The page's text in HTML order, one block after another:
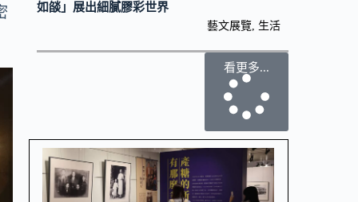
如燄」展出細膩膠彩世界
藝文展覽, 生活
看更多...